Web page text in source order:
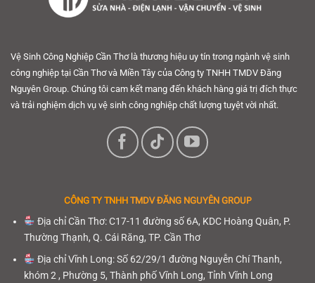
Vệ Sinh Công Nghiệp Cần Thơ là thương hiệu uy tín trong ngành vệ sinh
công nghiệp tại Cần Thơ và Miền Tây của Công ty TNHH TMDV Đăng
Nguyên Group. Chúng tôi cam kết mang đến khách hàng giá trị đích thực
và trải nghiệm dịch vụ vệ sinh công nghiệp chất lượng tuyệt vời nhất.
CÔNG TY TNHH TMDV ĐĂNG NGUYÊN GROUP
Địa chỉ Cần Thơ: C17-11 đường số 6A, KDC Hoàng Quân, P.
Thường Thạnh, Q. Cái Răng, TP. Cần Thơ
Địa chỉ Vĩnh Long: Số 62/29/1 đường Nguyễn Chí Thanh,
khóm 2 , Phường 5, Thành phố Vĩnh Long, Tỉnh Vĩnh Long